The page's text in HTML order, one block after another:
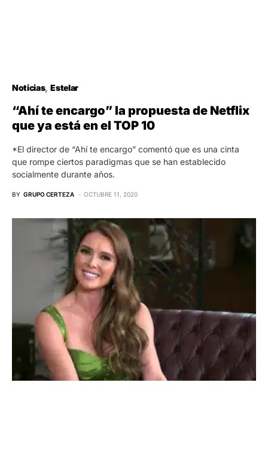
Noticias Estelar
“Ahí te encargo” la propuesta de Netflix
que ya está en el TOP 10
*El director de “Ahí te encargo” comentó que es una cinta
que rompe ciertos paradigmas que se han establecido
socialmente durante años.
BY GRUPO CERTEZA OCTUBRE 11, 2020